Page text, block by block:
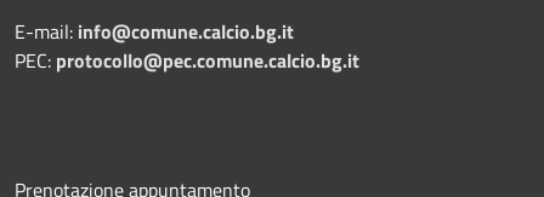
E-mail: info@comune.calcio.bg.it
PEC: protocollo@pec.comune.calcio.bg.it
Prenotazione appuntamento